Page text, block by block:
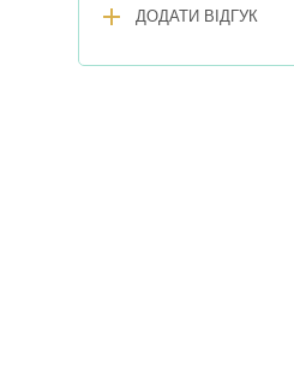
add ДОДАТИ ВІДГУК